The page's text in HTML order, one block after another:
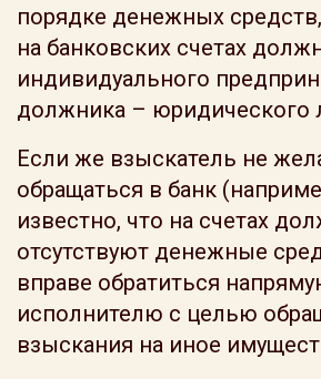
порядке денежных
на банковских счетах
индивидуального
должника – юридического
Если же взыскатель не
обращаться в банк
известно, что на счетах
отсутствуют денежные
вправе обратиться
исполнителю с целью
взыскания на иное